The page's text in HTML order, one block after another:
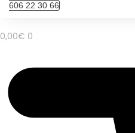
606 22 30 66
0,00€ 0